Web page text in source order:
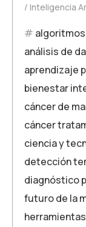
Inteligencia
análisis de
aprendizaje
bienestar
cáncer de
cáncer
ciencia y
detección
diagnóstico
futuro de la